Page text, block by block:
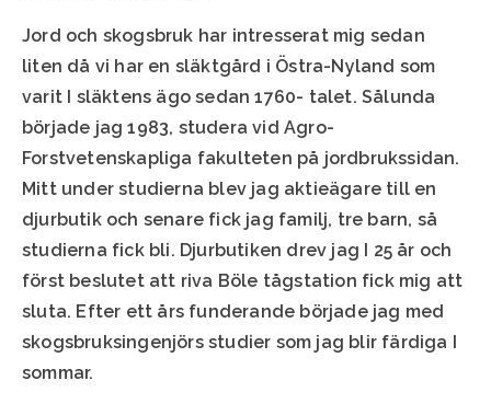
Jord och skogsbruk har intresserat mig sedan
liten då vi har en släktgård i Östra-Nyland som
varit
släktens ägo sedan 1760- talet. Sålunda
började jag 1983, studera vidAgro-
Forstvetenskapliga fakulteten på jordbrukssidan.
Mitt understudierna blev jag aktieägare till en
djurbutik och senare fick jag familj, tre barn, så
studierna fick bli. Djurbutiken drev jag I 25 år och
först beslutet att riva Böle tågstation fick mig att
sluta. Efter ett års funderande börjadejag med
skogsbruksingenjörsstudier som jag blir färdiga
sommar.